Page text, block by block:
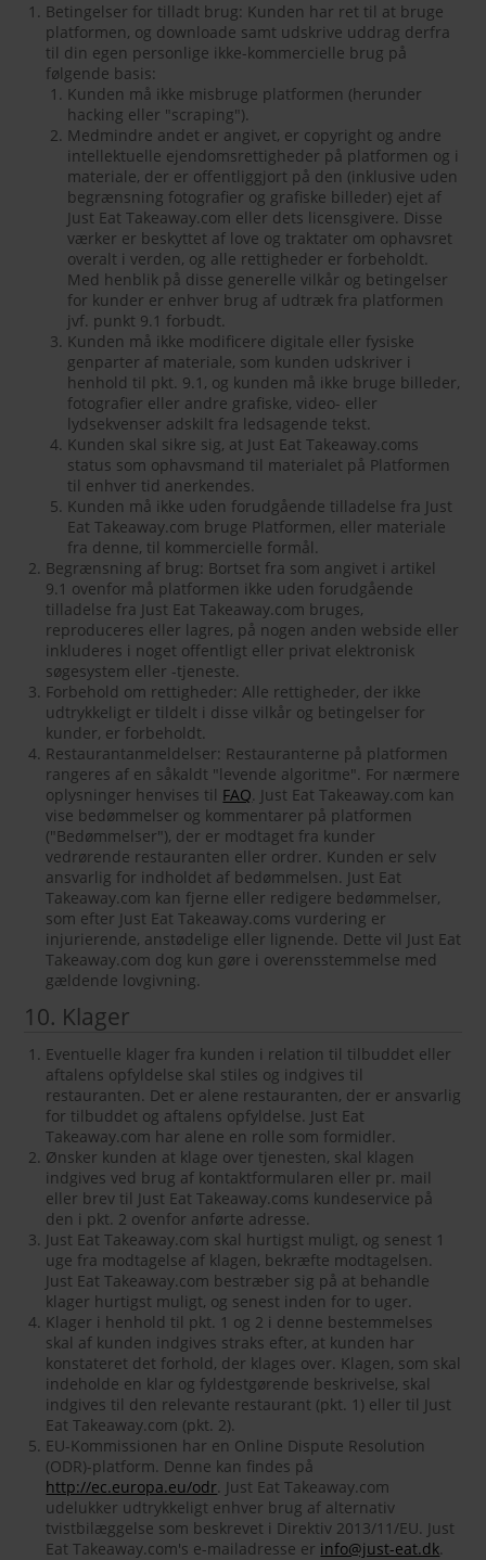
Betingelser for tilladt brug: Kunden har ret til at bruge
platformen, og downloade samt udskrive uddrag derfra
til din egen personlige ikke-kommercielle brug på
følgende basis:
Kunden må ikke misbruge platformen (herunder
hacking eller "scraping").
Medmindre andet er angivet, er copyright og andre
intellektuelle ejendomsrettigheder på platformen og i
materiale, der er offentliggjort på den (inklusive uden
begrænsning fotografier og grafiske billeder) ejet af
Just Eat Takeaway.com eller dets licensgivere. Disse
værker er beskyttet af love og traktater om ophavsret
overalt i verden, og alle rettigheder er forbeholdt.
Med henblik på disse generelle vilkår og betingelser
for kunder er enhver brug af udtræk fra platformen
jvf. punkt 9.1 forbudt.
Kunden må ikke modificere digitale eller fysiske
genparter af materiale, som kunden udskriver i
henhold til pkt. 9.1, og kunden må ikke bruge billeder,
fotografier eller andre grafiske, video- eller
lydsekvenser adskilt fra ledsagende tekst.
Kunden skal sikre sig, at Just Eat Takeaway.coms
status som ophavsmand til materialet på Platformen
til enhver tid anerkendes.
Kunden må ikke uden forudgående tilladelse fra Just
Eat Takeaway.com bruge Platformen, eller materiale
fra denne, til kommercielle formål.
Begrænsning af brug: Bortset fra som angivet i artikel
9.1 ovenfor må platformen ikke uden forudgående
tilladelse fra Just Eat Takeaway.com bruges,
reproduceres eller lagres, på nogen anden webside eller
inkluderes i noget offentligt eller privat elektronisk
søgesystem eller -tjeneste.
Forbehold om rettigheder: Alle rettigheder, der ikke
udtrykkeligt er tildelt i disse vilkår og betingelser for
kunder, er forbeholdt.
Restaurantanmeldelser: Restauranterne på platformen
rangeres af en såkaldt "levende algoritme". For nærmere
oplysninger henvises til FAQ. Just Eat Takeaway.com kan
vise bedømmelser og kommentarer på platformen
("Bedømmelser"), der er modtaget fra kunder
vedrørende restauranten eller ordrer. Kunden er selv
ansvarlig for indholdet af bedømmelsen. Just Eat
Takeaway.com kan fjerne eller redigere bedømmelser,
som efter Just Eat Takeaway.coms vurdering er
injurierende, anstødelige eller lignende. Dette vil Just Eat
Takeaway.com dog kun gøre i overensstemmelse med
gældende lovgivning.
10. Klager
Eventuelle klager fra kunden i relation til tilbuddet eller
aftalens opfyldelse skal stiles og indgives til
restauranten. Det er alene restauranten, der er ansvarlig
for tilbuddet og aftalens opfyldelse. Just Eat
Takeaway.com har alene en rolle som formidler.
Ønsker kunden at klage over tjenesten, skal klagen
indgives ved brug af kontaktformularen eller pr. mail
eller brev til Just Eat Takeaway.coms kundeservice på
den i pkt. 2 ovenfor anførte adresse.
Just Eat Takeaway.com skal hurtigst muligt, og senest 1
uge fra modtagelse af klagen, bekræfte modtagelsen.
Just Eat Takeaway.com bestræber sig på at behandle
klager hurtigst muligt, og senest inden for to uger.
Klager i henhold til pkt. 1 og 2 i denne bestemmelses
skal af kunden indgives straks efter, at kunden har
konstateret det forhold, der klages over. Klagen, som skal
indeholde en klar og fyldestgørende beskrivelse, skal
indgives til den relevante restaurant (pkt. 1) eller til Just
Eat Takeaway.com (pkt. 2).
EU-Kommissionen har en Online Dispute Resolution
(ODR)-platform. Denne kan findes på
http://ec.europa.eu/odr. Just Eat Takeaway.com
udelukker udtrykkeligt enhver brug af alternativ
tvistbilæggelse som beskrevet i Direktiv 2013/11/EU. Just
Eat Takeaway.com's e-mailadresse er info@just-eat.dk.